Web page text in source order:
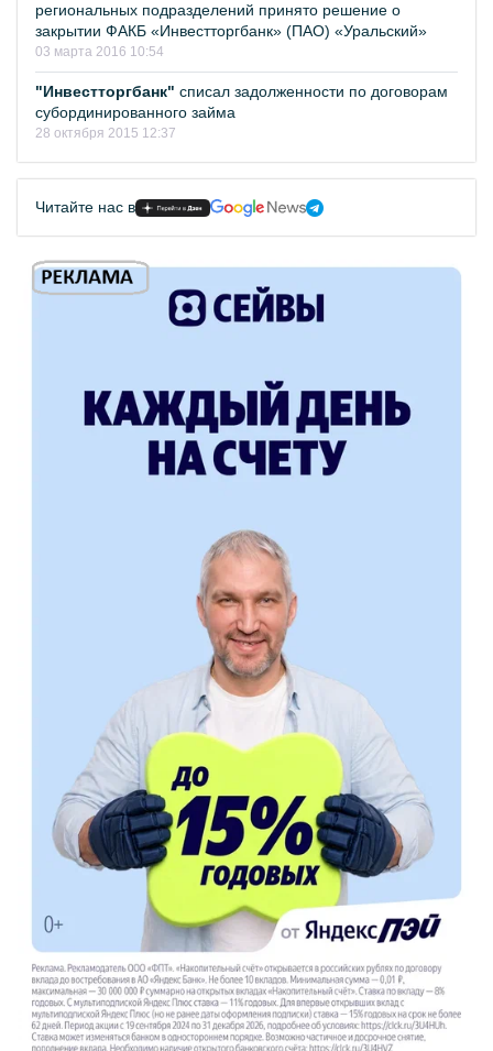
региональных подразделений принято решение о
закрытии ФАКБ «Инвестторгбанк» (ПАО) «Уральский»
03 марта 2016 10:54
"Инвестторгбанк" списал задолженности по договорам
субординированного займа
28 октября 2015 12:37
Читайте нас в